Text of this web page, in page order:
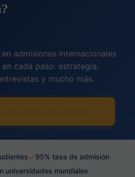
admisiones internacionales
cada paso: estrategia,
y mucho más.
✓95% tasa de admisión
universidades mundiales